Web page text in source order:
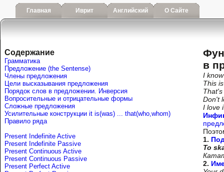
Главная Иврит Английский О Сайте
Содержание
Грамматика
Предложение (the Sentense)
Члены предложения
Цели высказывания предложения
Порядок слов в предложении. Инверсия
Вопросительные и отрицательные формы
Сложные предложения
Усилительные конструкции it is(was) ... that(who,whom)
Правило ряда
Present Indefinite Active
Present Indefinite Passive
Present Continuous Active
Present Continuous Passive
Present Perfect Active
в
I
This
Don't
I love
1.
To
2.